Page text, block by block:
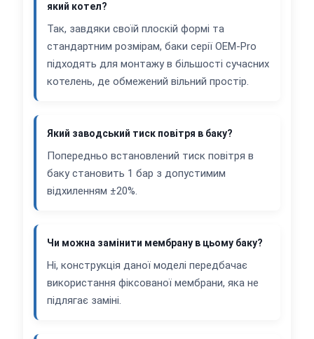
який котел?
Так, завдяки своїй плоскій формі та
стандартним розмірам, баки серії OEM-Pro
підходять для монтажу в більшості сучасних
котелень, де обмежений вільний простір.
Який заводський тиск повітря в баку?
Попередньо встановлений тиск повітря в
баку становить 1 бар з допустимим
відхиленням ±20%.
Чи можна замінити мембрану в цьому баку?
Ні, конструкція даної моделі передбачає
використання фіксованої мембрани, яка не
підлягає заміні.